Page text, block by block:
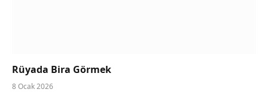
Rüyada Bira Görmek
8 Ocak 2026